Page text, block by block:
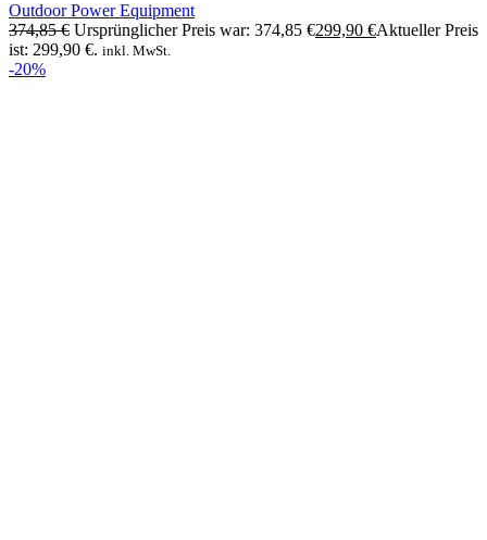
Outdoor Power Equipment
374,85€ Ursprünglicher Preis war: 374,85 €299,90 €Aktueller Preis
ist: 299,90 €. inkl. MwSt.
-20%